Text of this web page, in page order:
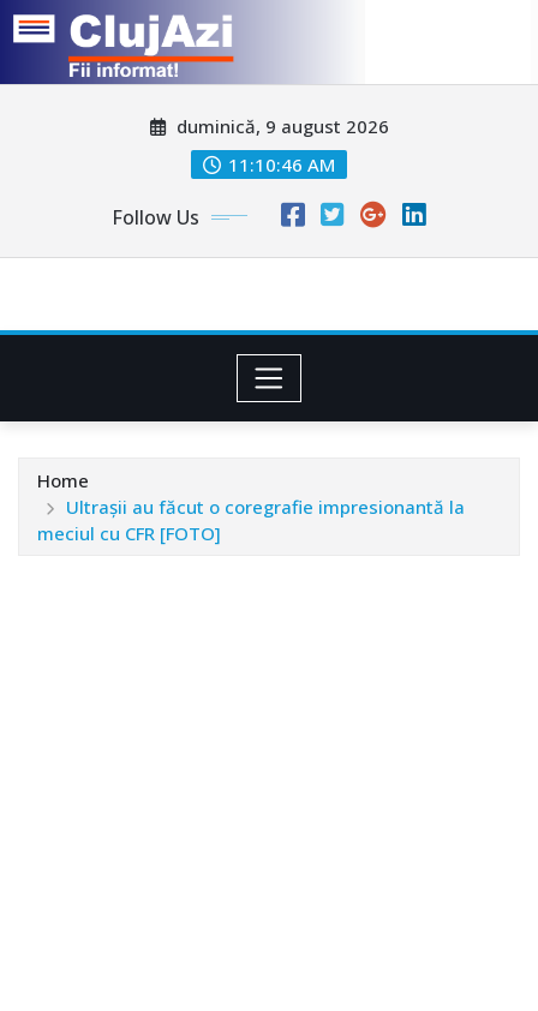
duminică, 9 august 2026
11:10:50 AM
Follow Us
Home
Ultrașii au făcut o coregrafie impresionantă la
meciul cu CFR [FOTO]